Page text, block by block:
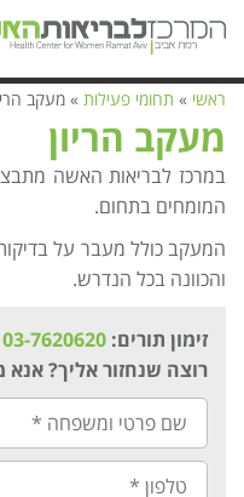
ראשי » תחומי פעילות » מעקב
מעקב הריון
במרכז לבריאות האשה
המומחים בתחום.
המעקב כולל מעבר על בדיקות
והכוונה בכל הנדרש.
זימון תורים: 03-7620620
רוצה שנחזור אליך?
שם
פרטי
ומשפחה
*
טלפון